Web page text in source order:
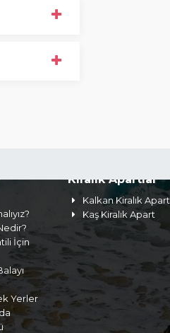
İçin
Yerler
Kiralık Apartlar
Kalkan Kiralık Apart
Kaş Kiralık Apart